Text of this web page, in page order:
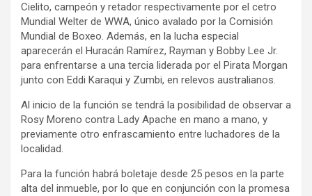
Cielito, campeón y retador respectivamente por el cetro
Mundial Welter de WWA, único avalado por la Comisión
Mundial de Boxeo. Además, en la lucha especial
aparecerán el Huracán Ramírez, Rayman y Bobby Lee Jr.
para enfrentarse a una tercia liderada por el Pirata Morgan
junto con Eddi Karaqui y Zumbi, en relevos australianos.
Al inicio de la función se tendrá la posibilidad de observar a
Rosy Moreno contra Lady Apache en mano a mano, y
previamente otro enfrascamiento entre luchadores de la
localidad.
Para la función habrá boletaje desde 25 pesos en la parte
alta del inmueble, por lo que en conjunción con la promesa